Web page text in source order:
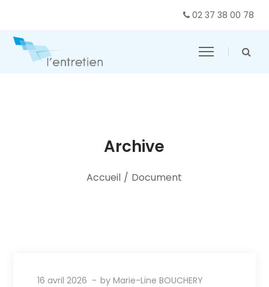
02 37 38 00 78
Archive
Accueil / Document
16 avril 2026 byMarie-Line BOUCHERY